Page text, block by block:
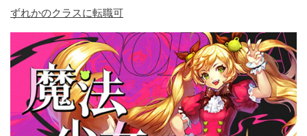
ずれかのクラスに転職可